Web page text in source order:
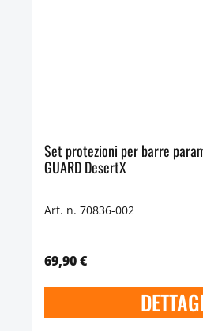
Set protezioni per barre
GUARD DesertX
Art. n. 70836-002
69,90 €